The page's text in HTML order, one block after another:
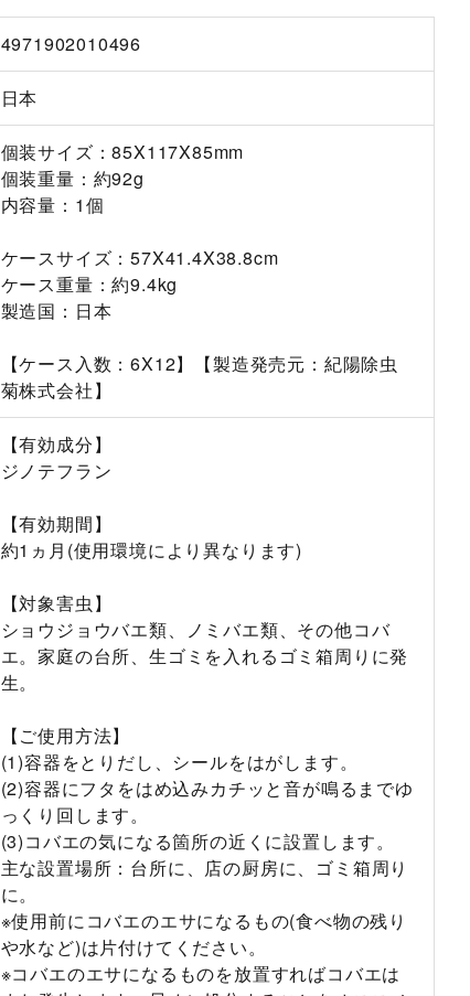
4971902010496
日本
個装サイズ：85X117X85mm
個装重量：約92g
内容量：1個
ケースサイズ：57X41.4X38.8cm
ケース重量：約9.4kg
製造国：日本
【ケース入数：6X12】【製造発売元：紀陽除虫
菊株式会社】
【有効成分】
ジノテフラン
【有効期間】
約1ヵ月(使用環境により異なります)
【対象害虫】
ショウジョウバエ類、ノミバエ類、その他コバ
エ。家庭の台所、生ゴミを入れるゴミ箱周りに発
生。
【ご使用方法】
(1)容器をとりだし、シールをはがします。
(2)容器にフタをはめ込みカチッと音が鳴るまでゆ
っくり回します。
(3)コバエの気になる箇所の近くに設置します。
主な設置場所：台所に、店の厨房に、ゴミ箱周り
に。
※使用前にコバエのエサになるもの(食べ物の残り
や水など)は片付けてください。
※コバエのエサになるものを放置すればコバエは